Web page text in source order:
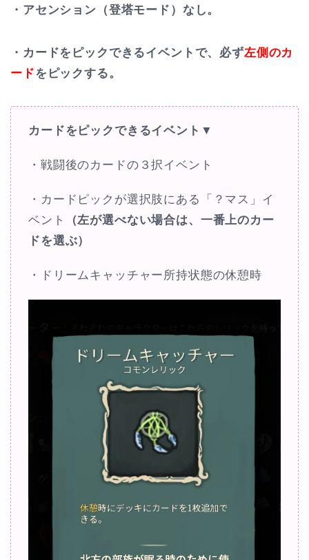
・アセンション（登塔モード）なし。
・カードをピックできるイベントで、必ず左側のカ
ードをピックする。
カードをピックできるイベント▼
・戦闘後のカードの３択イベント
・カードピックが選択肢にある「？マス」イ
ベント
（左が選べない場合は、一番上のカー
ドを選ぶ）
・ドリームキャッチャー所持状態の休憩時